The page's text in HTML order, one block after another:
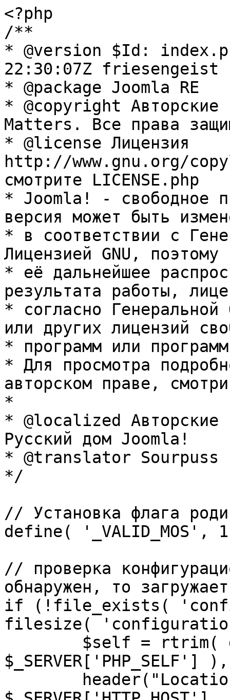
<?php
/**
* @version $Id:
22:30:07Z friesengeist
* @package Joomla RE
* @copyright Авторские
Matters. Все права
* @license Лицензия
http://www.gnu.org/
смотрите LICENSE.php
* Joomla! - свободное
версия может быть
* в соответствии с
Лицензией GNU, поэтому
* её дальнейшее
результата работы,
* согласно Генеральной
или других лицензий
* программ или
* Для просмотра
авторском праве,
*
* @localized Авторские
Русский дом Joomla!
* @translator Sourpuss
*/
// Установка флага
define( '_VALID_MOS',
// проверка
обнаружен, то
if (!file_exists(
filesize(